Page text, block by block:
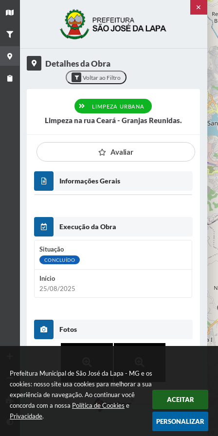
Prefeitura Municipal de São José da Lapa - MG e os
cookies: nosso site usa cookies para melhorar a sua
experiência de navegação. Ao continuar você
concorda com a nossa Política de Cookies e
Privacidade.
ACEITAR
PERSONALIZAR
Limpeza na rua Ceará - Granjas Reunidas.
Categoria
Situação
CONCLUÍDO
VER OBRA
OpenStreetMapcontributors,ODbL 1.0.
✕
Detalhes da Obra
Voltar ao Filtro
LIMPEZA URBANA
Limpeza na rua Ceará - Granjas Reunidas.
Avaliar
Informações Gerais
Execução da Obra
Situação
CONCLUÍDO
Início
25/08/2025
Fotos